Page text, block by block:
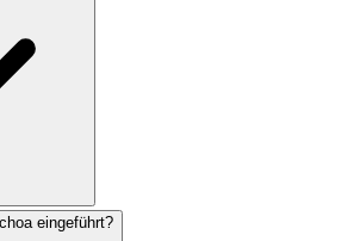
eingeführt?